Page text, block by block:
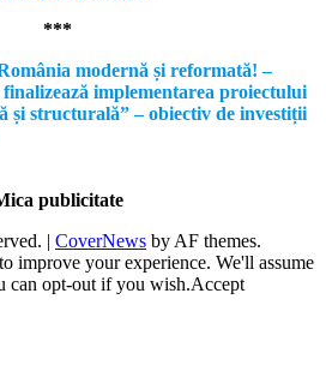
***
modernă și reformată! –
implementarea proiectului
și structurală” – obiectiv de investiții
publicitate
| CoverNews by AF themes.
improve your experience. We'll assume
can opt-out if you wish.Accept